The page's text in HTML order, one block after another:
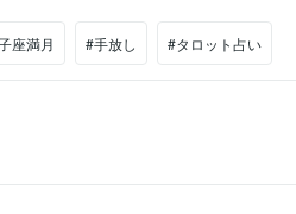
座満月 #手放し #タロット占い